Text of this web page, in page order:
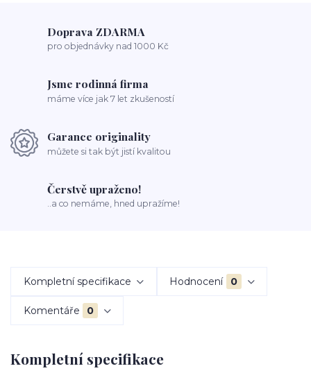
Doprava ZDARMA
pro objednávky nad 1000 Kč
Jsme rodinná firma
máme více jak 7 let zkušeností
Garance originality
můžete si tak být jistí kvalitou
Čerstvě upraženo!
..a co nemáme, hned upražíme!
Kompletní specifikace Hodnocení 0
Komentáře 0
Kompletní specifikace